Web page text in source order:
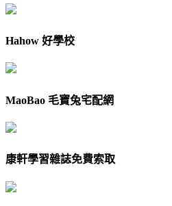
Hahow 好學校
MaoBao 毛寶兔宅配網
康軒學習雜誌免費索取